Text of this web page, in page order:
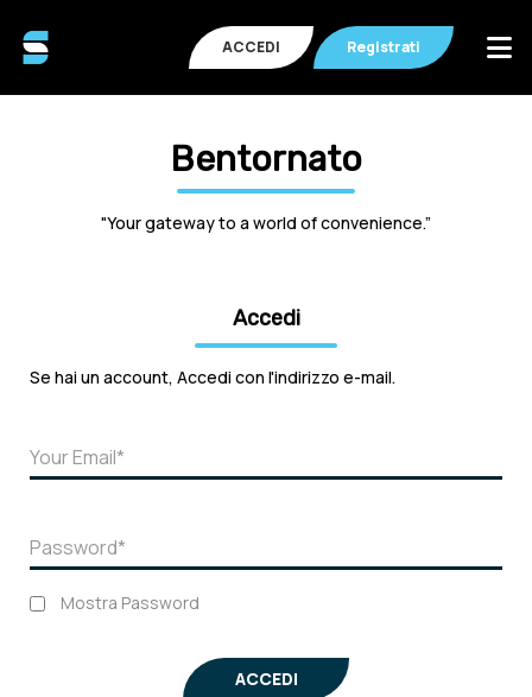
ACCEDI Registrati
Bentornato
"Your gateway to a world of convenience.”
Accedi
Se hai un account, Accedi con l'indirizzo e-mail.
Mostra Password
ACCEDI